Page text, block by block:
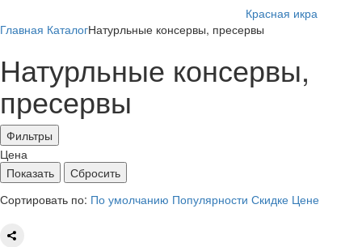
Красная икра
Главная КаталогНатурльные консервы, пресервы
Натурльные консервы,
пресервы
Фильтры
Цена
Сортировать по: По умолчанию Популярности Скидке Цене